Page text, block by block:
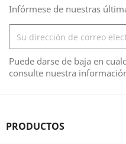
Infórmese de nuestras
Puede darse de baja en
consulte nuestra
PRODUCTOS